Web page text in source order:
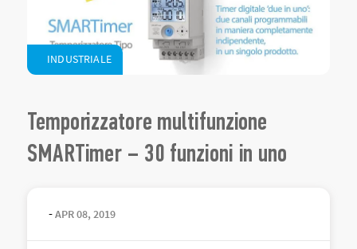
INDUSTRIALE
Temporizzatore multifunzione
SMARTimer – 30 funzioni in uno
-APR08, 2019